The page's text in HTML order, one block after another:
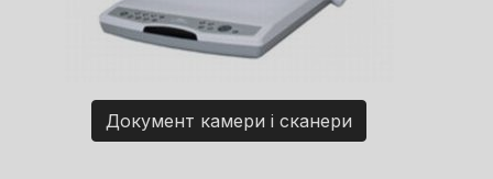
Документ камери і сканери